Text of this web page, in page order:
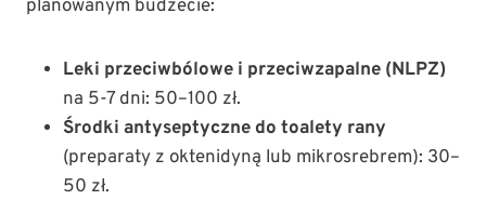
planowanym budżecie:
Leki przeciwbólowe i przeciwzapalne (NLPZ)
na 5-7 dni: 50–100 zł.
Środki antyseptyczne do toalety rany
(preparaty z oktenidyną lub mikrosrebrem): 30–
50 zł.